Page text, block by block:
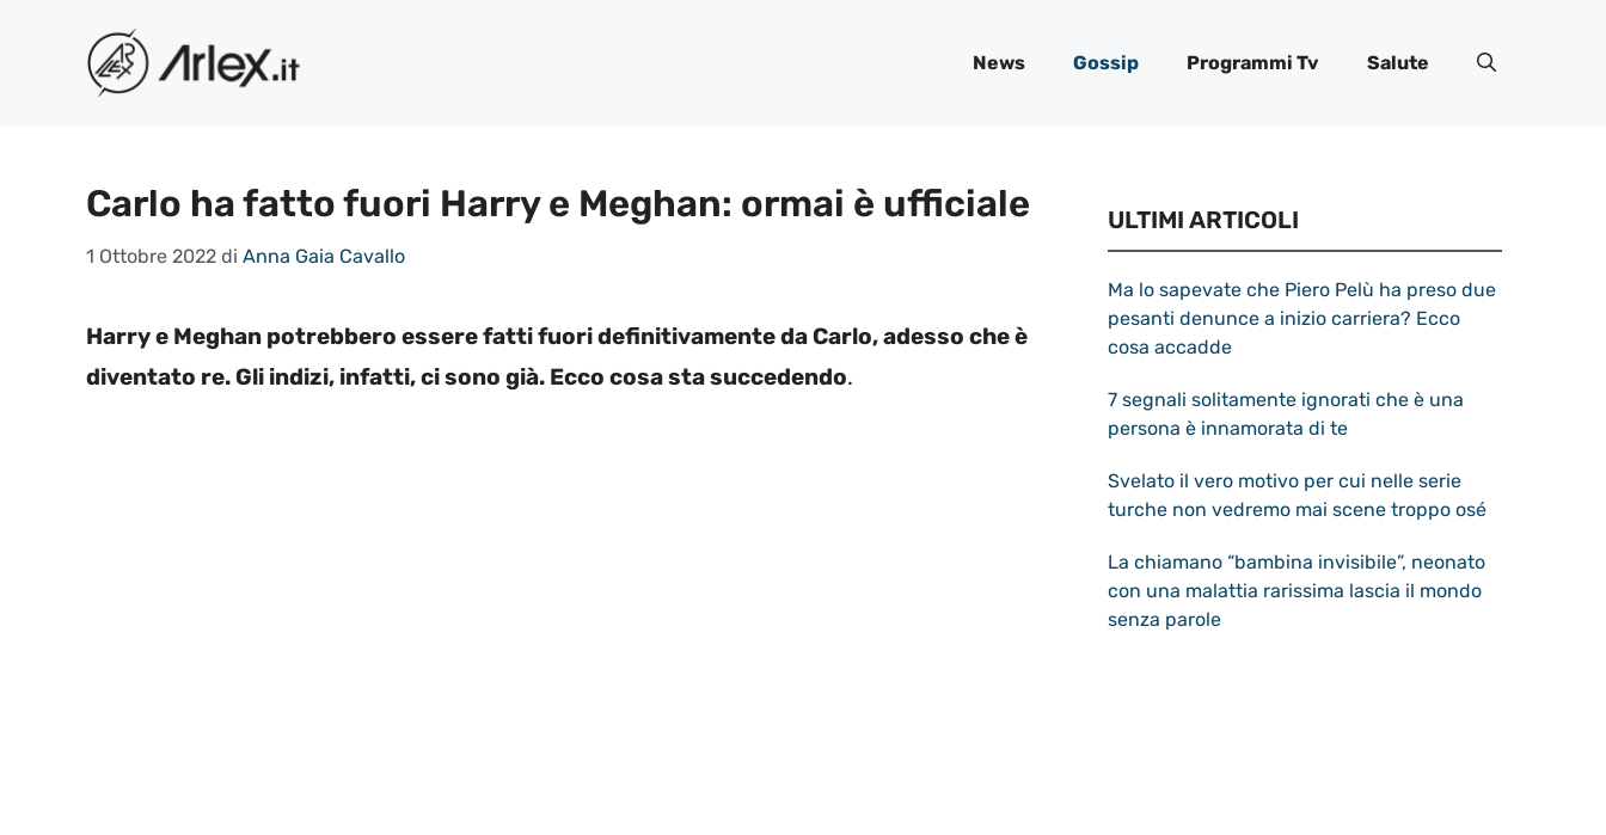
contenuto
News Gossip Programmi Tv Salute
Carlo ha fatto fuori Harry e Meghan: ormai è ufficiale
1 Ottobre 2022 di Anna Gaia Cavallo
Harry e Meghan potrebbero essere fatti fuori definitivamente da Carlo, adesso che è
diventato re. Gli indizi, infatti, ci sono già. Ecco cosa sta succedendo.
ULTIMI ARTICOLI
Ma lo sapevate che Piero Pelù ha preso due
pesanti denunce a inizio carriera? Ecco
cosa accadde
7 segnali solitamente ignorati che è una
persona è innamorata di te
Svelato il vero motivo per cui nelle serie
turche non vedremo mai scene troppo osé
La chiamano “bambina invisibile”, neonato
con una malattia rarissima lascia il mondo
senza parole